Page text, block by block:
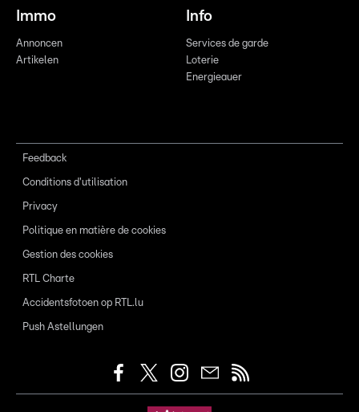
Immo
Annoncen
Artikelen
Info
Services de garde
Loterie
Energieauer
Feedback
Conditions d'utilisation
Privacy
Politique en matière de cookies
Gestion des cookies
RTL Charte
Accidentsfotoen op RTL.lu
Push Astellungen